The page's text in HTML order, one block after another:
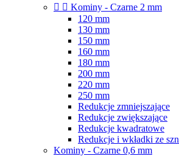
  Kominy - Czarne 2 mm
120 mm
130 mm
150 mm
160 mm
180 mm
200 mm
220 mm
250 mm
Redukcje zmniejszające
Redukcje zwiększające
Redukcje kwadratowe
Redukcje i wkładki ze
Kominy - Czarne 0,6 mm